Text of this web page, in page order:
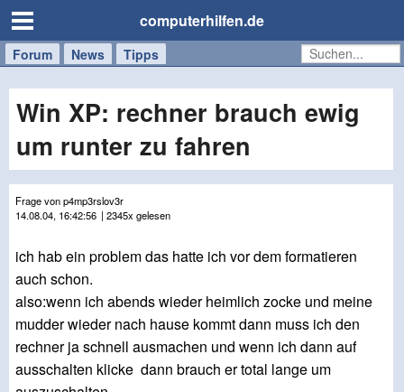
computerhilfen.de
Forum News Tipps
Handy
Tablet
Windows
Mac
Win XP: rechner brauch ewig
um runter zu fahren
Frage von p4mp3rslov3r
14.08.04, 16:42:56 | 2345x gelesen
ich hab ein problem das hatte ich vor dem formatieren
auch schon.
also:wenn ich abends wieder heimlich zocke und meine
mudder wieder nach hause kommt dann muss ich den
rechner ja schnell ausmachen und wenn ich dann auf
ausschalten klicke dann brauch er total lange um